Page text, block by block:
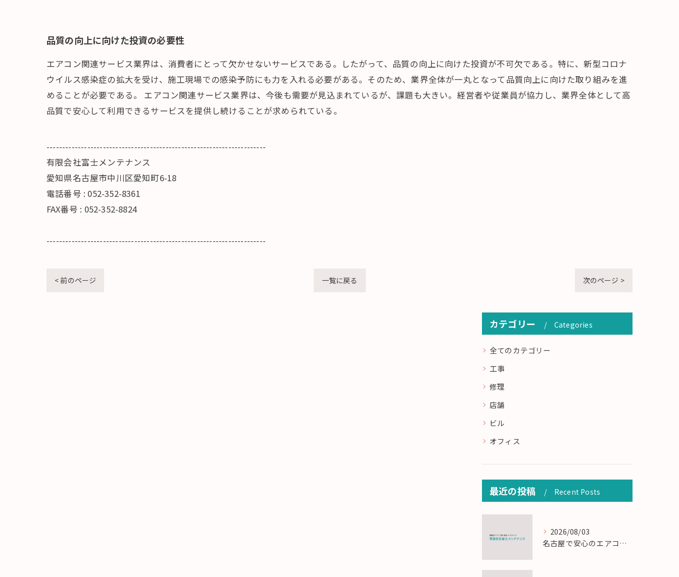
品質の向上に向けた投資の必要性
エアコン関連サービス業界は、消費者にとって欠かせないサービスである。したがって、品質の向上に向けた投資が不可欠である。特に、新型コロナ
ウイルス感染症の拡大を受け、施工現場での感染予防にも力を入れる必要がある。そのため、業界全体が一丸となって品質向上に向けた取り組みを進
めることが必要である。 エアコン関連サービス業界は、今後も需要が見込まれているが、課題も大きい。経営者や従業員が協力し、業界全体として高
品質で安心して利用できるサービスを提供し続けることが求められている。
----------------------------------------------------------------------
有限会社富士メンテナンス
愛知県名古屋市中川区愛知町6-18
電話番号 : 052-352-8361
FAX番号 : 052-352-8824
----------------------------------------------------------------------
< 前のページ 一覧に戻る 次のページ >
カテゴリー Categories
全てのカテゴリー
工事
修理
店舗
ビル
オフィス
最近の投稿 Recent Posts
2026/08/03
名古屋で安心のエアコン工事と定期メンテナンスの重要性